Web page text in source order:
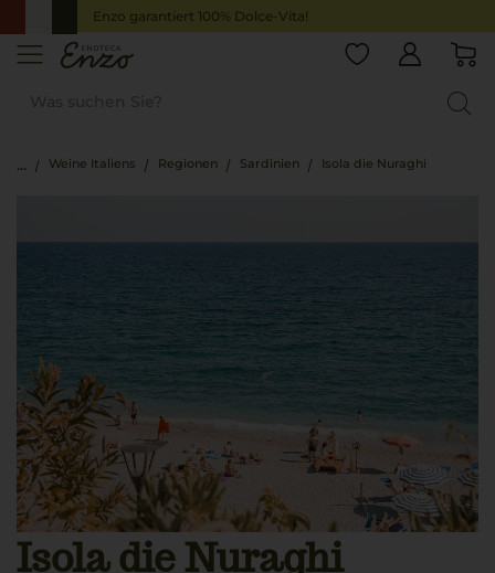
Enzo garantiert 100% Dolce-Vita!
Weine Italiens Regionen Sardinien Isola die Nuraghi
Isola die Nuraghi